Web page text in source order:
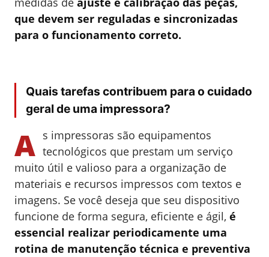
que devem ser reguladas e sincronizadas
para o funcionamento correto.
Quais tarefas contribuem para o cuidado
geral de uma impressora?
A s impressoras são equipamentos
tecnológicos que prestam um serviço
muito útil e valioso para a organização de
materiais e recursos impressos com textos e
imagens. Se você deseja que seu dispositivo
funcione de forma segura, eficiente e ágil, é
essencial realizar periodicamente uma
rotina de manutenção técnica e preventiva